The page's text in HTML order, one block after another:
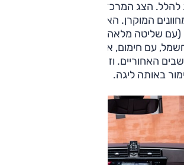
המוקרן. האבזור העשיר כולל בקרת
(עם שליטה מלאה גם מאחור), מושבים מאוד
עם חימום, אוורור ועיסוי — ותכונות
האחוריים. וזה לא רק נראה טוב, גם
באותה ליגה.